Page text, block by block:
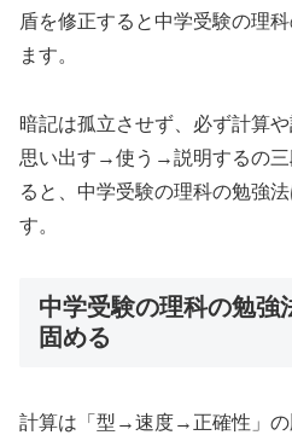
盾を修正すると中学受験の理
ます。
暗記は孤立させず、必ず計算
思い出す→使う→説明するの三
ると、中学受験の理科の勉強
す。
中学受験の理科の勉強
固める
計算は「型→速度→正確性」の